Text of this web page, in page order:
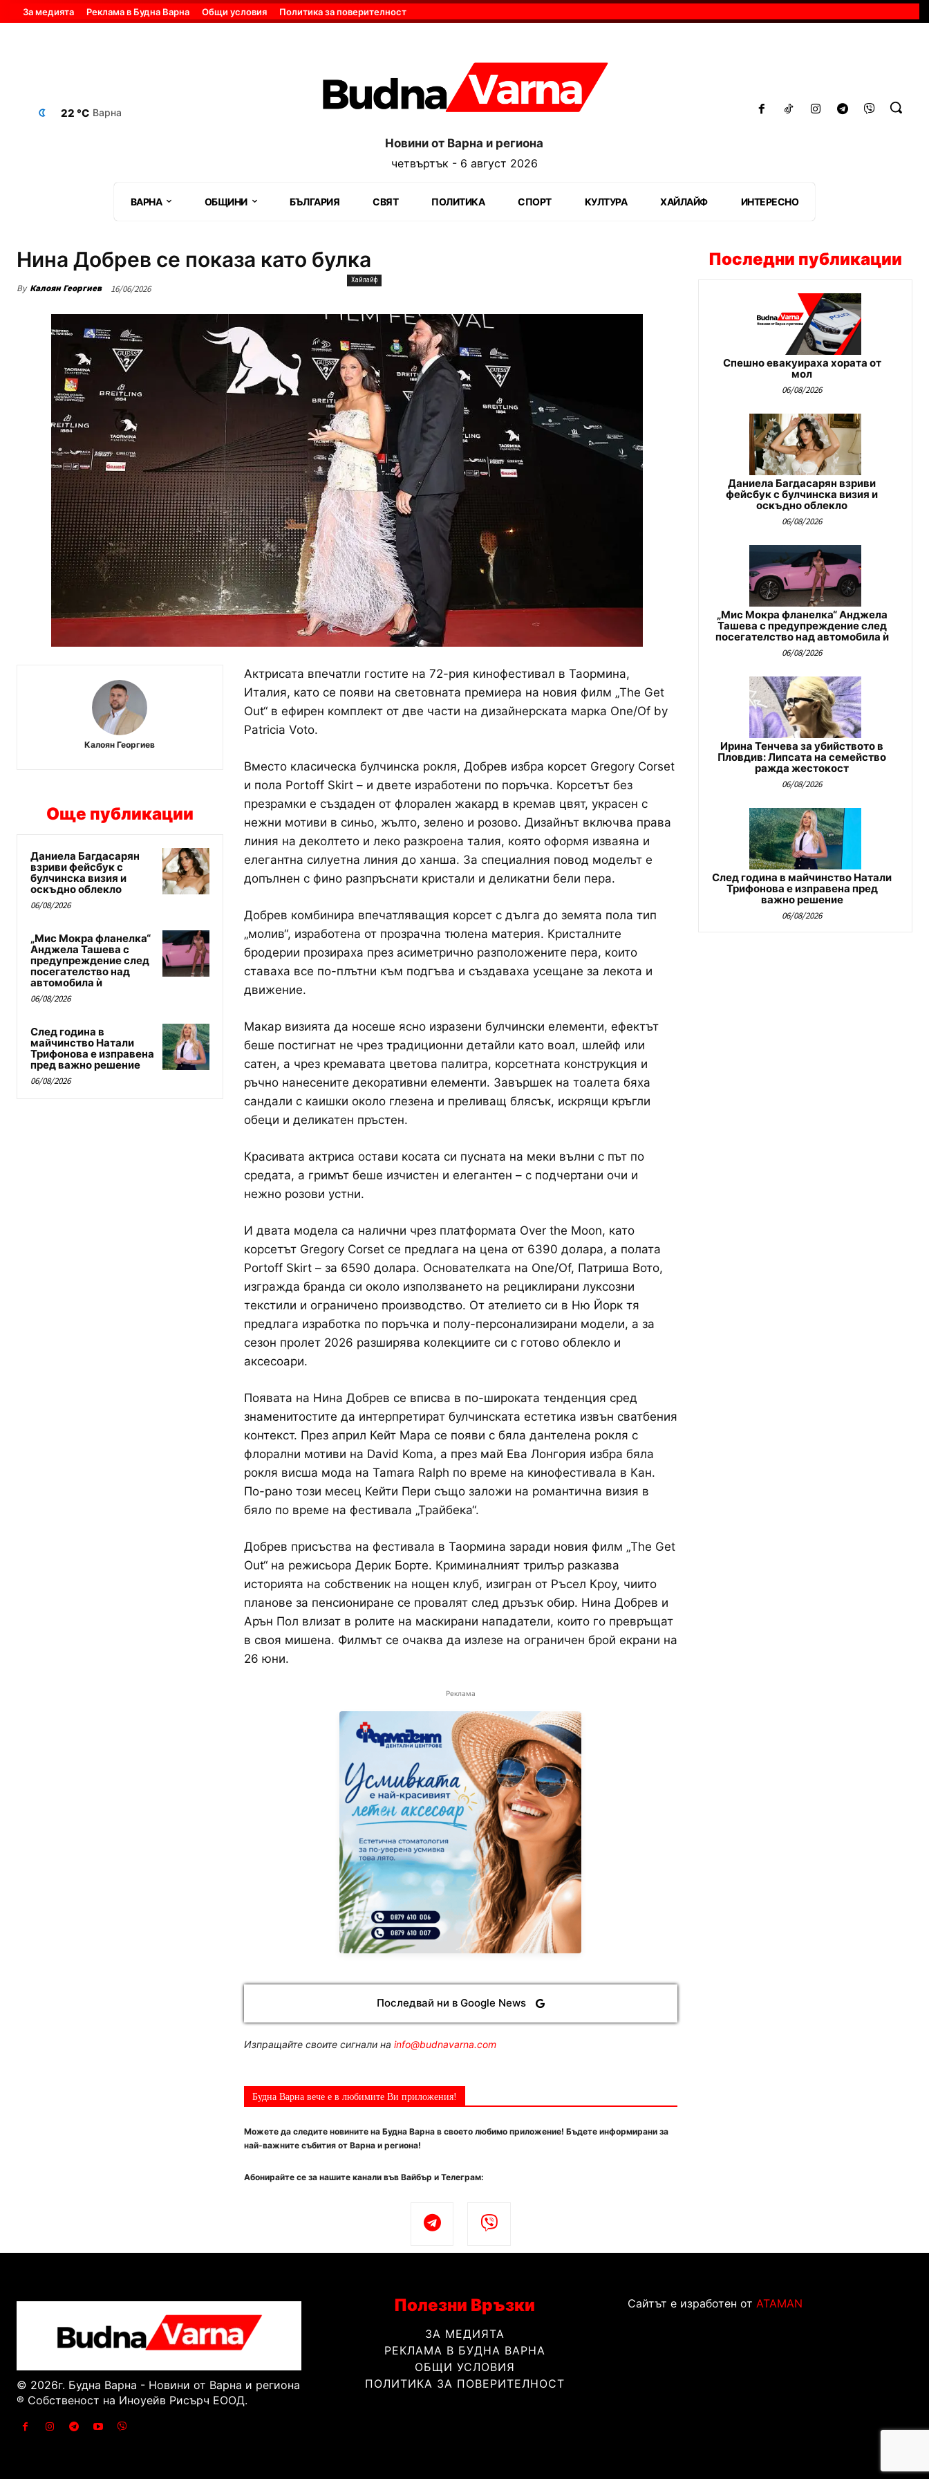
За медията Реклама в Будна Варна Общи условия Политика за поверителност
22 °C Варна
Новини от Варна и региона
четвъртък - 6 август 2026
ВАРНА ОБЩИНИ БЪЛГАРИЯ СВЯТ ПОЛИТИКА СПОРТ КУЛТУРА ХАЙЛАЙФ ИНТЕРЕСНО
Нина Добрев се показа като булка
By Калоян Георгиев 16/06/2026
Хайлайф
Калоян Георгиев
Още публикации
Даниела Багдасарян
взриви фейсбук с
булчинска визия и
оскъдно облекло
06/08/2026
„Мис Мокра фланелка“
Анджела Ташева с
предупреждение след
посегателство над
автомобила ѝ
06/08/2026
След година в
майчинство Натали
Трифонова е изправена
пред важно решение
06/08/2026
Актрисата впечатли гостите на 72-рия кинофестивал в Таормина,
Италия, като се появи на световната премиера на новия филм „The Get
Out“ в ефирен комплект от две части на дизайнерската марка One/Of by
Patricia Voto.
Вместо класическа булчинска рокля, Добрев избра корсет Gregory Corset
и пола Portoff Skirt – и двете изработени по поръчка. Корсетът без
презрамки е създаден от флорален жакард в кремав цвят, украсен с
нежни мотиви в синьо, жълто, зелено и розово. Дизайнът включва права
линия на деколтето и леко разкроена талия, която оформя изваяна и
елегантна силуетна линия до ханша. За специалния повод моделът е
допълнен с фино разпръснати кристали и деликатни бели пера.
Добрев комбинира впечатляващия корсет с дълга до земята пола тип
„молив“, изработена от прозрачна тюлена материя. Кристалните
бродерии прозираха през асиметрично разположените пера, които
ставаха все по-плътни към подгъва и създаваха усещане за лекота и
движение.
Макар визията да носеше ясно изразени булчински елементи, ефектът
беше постигнат не чрез традиционни детайли като воал, шлейф или
сатен, а чрез кремавата цветова палитра, корсетната конструкция и
ръчно нанесените декоративни елементи. Завършек на тоалета бяха
сандали с каишки около глезена и преливащ блясък, искрящи кръгли
обеци и деликатен пръстен.
Красивата актриса остави косата си пусната на меки вълни с път по
средата, а гримът беше изчистен и елегантен – с подчертани очи и
нежно розови устни.
И двата модела са налични чрез платформата Over the Moon, като
корсетът Gregory Corset се предлага на цена от 6390 долара, а полата
Portoff Skirt – за 6590 долара. Основателката на One/Of, Патриша Вото,
изгражда бранда си около използването на рециклирани луксозни
текстили и ограничено производство. От ателието си в Ню Йорк тя
предлага изработка по поръчка и полу-персонализирани модели, а за
сезон пролет 2026 разширява колекциите си с готово облекло и
аксесоари.
Появата на Нина Добрев се вписва в по-широката тенденция сред
знаменитостите да интерпретират булчинската естетика извън сватбения
контекст. През април Кейт Мара се появи с бяла дантелена рокля с
флорални мотиви на David Koma, а през май Ева Лонгория избра бяла
рокля висша мода на Tamara Ralph по време на кинофестивала в Кан.
По-рано този месец Кейти Пери също заложи на романтична визия в
бяло по време на фестивала „Трайбека“.
Добрев присъства на фестивала в Таормина заради новия филм „The Get
Out“ на режисьора Дерик Борте. Криминалният трилър разказва
историята на собственик на нощен клуб, изигран от Ръсел Кроу, чиито
планове за пенсиониране се провалят след дръзък обир. Нина Добрев и
Арън Пол влизат в ролите на маскирани нападатели, които го превръщат
в своя мишена. Филмът се очаква да излезе на ограничен брой екрани на
26 юни.
Реклама
Последвай ни в Google News
Изпращайте своите сигнали на info@budnavarna.com
Будна Варна вече е в любимите Ви приложения!
Можете да следите новините на Будна Варна в своето любимо приложение! Бъдете информирани за
най-важните събития от Варна и региона!
Абонирайте се за нашите канали във Вайбър и Телеграм:
Последни публикации
Спешно евакуираха хората от
мол
06/08/2026
Даниела Багдасарян взриви
фейсбук с булчинска визия и
оскъдно облекло
06/08/2026
„Мис Мокра фланелка“ Анджела
Ташева с предупреждение след
посегателство над автомобила ѝ
06/08/2026
Ирина Тенчева за убийството в
Пловдив: Липсата на семейство
ражда жестокост
06/08/2026
След година в майчинство Натали
Трифонова е изправена пред
важно решение
06/08/2026
© 2026г. Будна Варна - Новини от Варна и региона
® Собственост на Иноуейв Рисърч ЕООД.
Полезни Връзки
ЗА МЕДИЯТА
РЕКЛАМА В БУДНА ВАРНА
ОБЩИ УСЛОВИЯ
ПОЛИТИКА ЗА ПОВЕРИТЕЛНОСТ
Сайтът е изработен от ATAMAN